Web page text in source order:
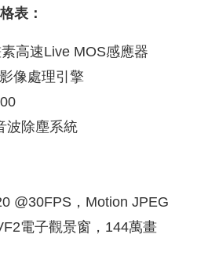
表：
高速Live MOS感應器
像處理引擎
波除塵系統
@30FPS，Motion JPEG
電子觀景窗，144萬畫